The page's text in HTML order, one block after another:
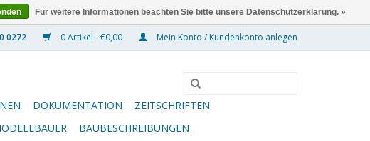
0 Artikel - €0,00 Mein Konto / Kundenkonto anlegen
DOKUMENTATION
ZEITSCHRIFTEN
BAUBESCHREIBUNGEN
Für weitere Informationen beachten Sie bitte unsere Datenschutzerklärung. »